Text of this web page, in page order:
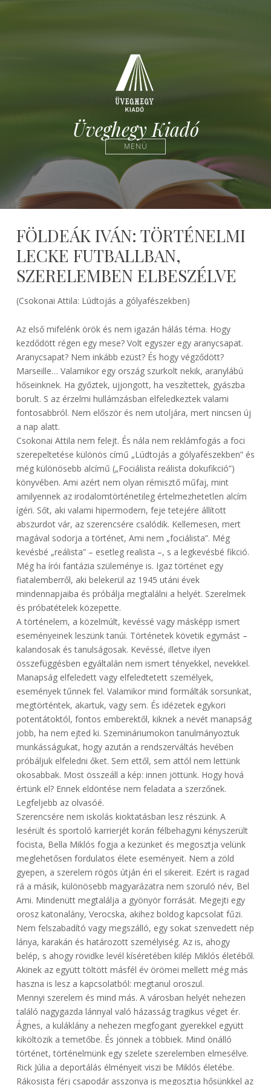
Üveghegy Kiadó
MENÜ
FÖLDEÁK IVÁN: TÖRTÉNELMI
LECKE FUTBALLBAN,
SZERELEMBEN ELBESZÉLVE
(Csokonai Attila: Lúdtojás a gólyafészekben)
Az első mifelénk örök és nem igazán hálás téma. Hogy
kezdődött régen egy mese? Volt egyszer egy aranycsapat.
Aranycsapat? Nem inkább ezüst? És hogy végződött?
Marseille… Valamikor egy ország szurkolt nekik, aranylábú
hőseinknek. Ha győztek, ujjongott, ha veszítettek, gyászba
borult. S az érzelmi hullámzásban elfeledkeztek valami
fontosabbról. Nem először és nem utoljára, mert nincsen új
a nap alatt.
Csokonai Attila nem felejt. És nála nem reklámfogás a foci
szerepeltetése különös című „Lúdtojás a gólyafészekben” és
még különösebb alcímű („Fociálista reálista dokufikció”)
könyvében. Ami azért nem olyan rémisztő műfaj, mint
amilyennek az irodalomtörténetileg értelmezhetetlen alcím
ígéri. Sőt, aki valami hipermodern, feje tetejére állított
abszurdot vár, az szerencsére csalódik. Kellemesen, mert
magával sodorja a történet, Ami nem „fociálista”. Még
kevésbé „reálista” – esetleg realista –, s a legkevésbé fikció.
Még ha írói fantázia szüleménye is. Igaz történet egy
fiatalemberről, aki belekerül az 1945 utáni évek
mindennapjaiba és próbálja megtalálni a helyét. Szerelmek
és próbatételek közepette.
A történelem, a közelmúlt, kevéssé vagy másképp ismert
eseményeinek leszünk tanúi. Történetek követik egymást –
kalandosak és tanulságosak. Kevéssé, illetve ilyen
összefüggésben egyáltalán nem ismert tényekkel, nevekkel.
Manapság elfeledett vagy elfeledtetett személyek,
események tűnnek fel. Valamikor mind formálták sorsunkat,
megtörténtek, akartuk, vagy sem. És idézetek egykori
potentátoktól, fontos emberektől, kiknek a nevét manapság
jobb, ha nem ejted ki. Szemináriumokon tanulmányoztuk
munkásságukat, hogy azután a rendszerváltás hevében
próbáljuk elfeledni őket. Sem ettől, sem attól nem lettünk
okosabbak. Most összeáll a kép: innen jöttünk. Hogy hová
értünk el? Ennek eldöntése nem feladata a szerzőnek.
Legfeljebb az olvasóé.
Szerencsére nem iskolás kioktatásban lesz részünk. A
lesérült és sportoló karrierjét korán félbehagyni kényszerült
focista, Bella Miklós fogja a kezünket és megosztja velünk
meglehetősen fordulatos élete eseményeit. Nem a zöld
gyepen, a szerelem rögös útján éri el sikereit. Ezért is ragad
rá a másik, különösebb magyarázatra nem szoruló név, Bel
Ami. Mindenütt megtalálja a gyönyör forrását. Megejti egy
orosz katonalány, Verocska, akihez boldog kapcsolat fűzi.
Nem felszabadító vagy megszálló, egy sokat szenvedett nép
lánya, karakán és határozott személyiség. Az is, ahogy
belép, s ahogy rövidke levél kíséretében kilép Miklós életéből.
Akinek az együtt töltött másfél év örömei mellett még más
haszna is lesz a kapcsolatból: megtanul oroszul.
Mennyi szerelem és mind más. A városban helyét nehezen
találó nagygazda lánnyal való házasság tragikus véget ér.
Ágnes, a kuláklány a nehezen megfogant gyerekkel együtt
kiköltözik a temetőbe. És jönnek a többiek. Mind önálló
történet, történelmünk egy szelete szerelemben elmesélve.
Rick Júlia a deportálás élményeit viszi be Miklós életébe.
Rákosista férj csapodár asszonya is megosztja hősünkkel az